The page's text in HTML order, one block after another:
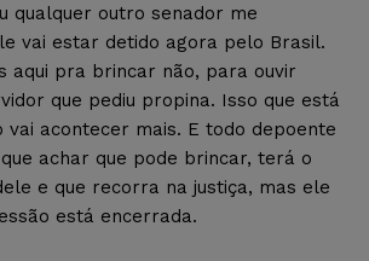
qualquer outro senador me
vai estar detido agora pelo Brasil.
aqui pra brincar não, para ouvir
que pediu propina. Isso que está
vai acontecer mais. E todo depoente
achar que pode brincar, terá o
e que recorra na justiça, mas ele
está encerrada.